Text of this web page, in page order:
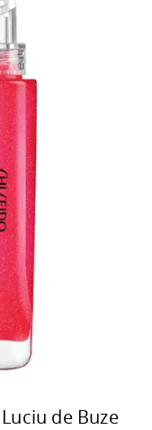
de Buze